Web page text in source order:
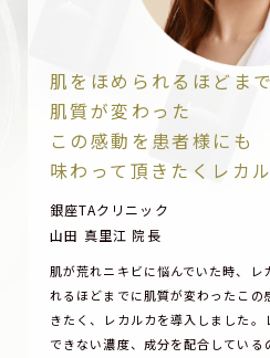
肌をほめられるほどま
肌質が変わった
この感動を患者様にも
味わって頂きたくレカ
銀座TAクリニック
山田 真里江 院長
肌が荒れニキビに悩んでいた時、レ
れるほどまでに肌質が変わったこの
きたく、レカルカを導入しました
できない濃度、成分を配合してい